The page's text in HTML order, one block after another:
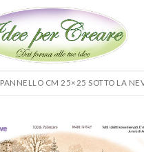
PANNELLO CM 25×25 SOTTO LA